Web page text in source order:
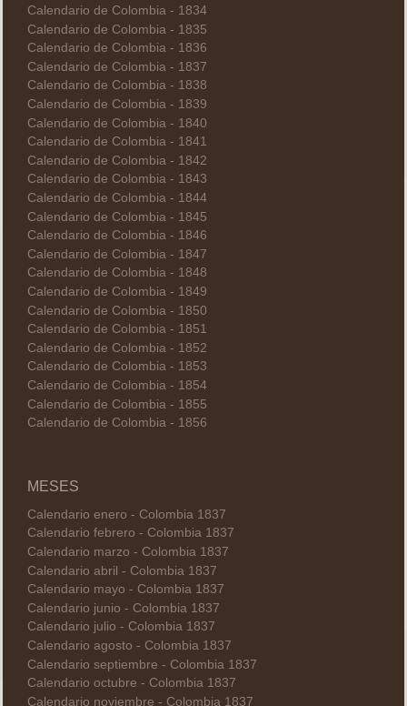
Calendario de Colombia - 1834
Calendario de Colombia - 1835
Calendario de Colombia - 1836
Calendario de Colombia - 1837
Calendario de Colombia - 1838
Calendario de Colombia - 1839
Calendario de Colombia - 1840
Calendario de Colombia - 1841
Calendario de Colombia - 1842
Calendario de Colombia - 1843
Calendario de Colombia - 1844
Calendario de Colombia - 1845
Calendario de Colombia - 1846
Calendario de Colombia - 1847
Calendario de Colombia - 1848
Calendario de Colombia - 1849
Calendario de Colombia - 1850
Calendario de Colombia - 1851
Calendario de Colombia - 1852
Calendario de Colombia - 1853
Calendario de Colombia - 1854
Calendario de Colombia - 1855
Calendario de Colombia - 1856
MESES
Calendario enero - Colombia 1837
Calendario febrero - Colombia 1837
Calendario marzo - Colombia 1837
Calendario abril - Colombia 1837
Calendario mayo - Colombia 1837
Calendario junio - Colombia 1837
Calendario julio - Colombia 1837
Calendario agosto - Colombia 1837
Calendario septiembre - Colombia 1837
Calendario octubre - Colombia 1837
Calendario noviembre - Colombia 1837